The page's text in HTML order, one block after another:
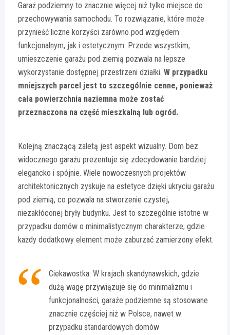
Garaż podziemny to znacznie więcej niż tylko miejsce do
przechowywania samochodu. To rozwiązanie, które może
przynieść liczne korzyści zarówno pod względem
funkcjonalnym, jak i estetycznym. Przede wszystkim,
umieszczenie garażu pod ziemią pozwala na lepsze
wykorzystanie dostępnej przestrzeni działki. W przypadku
mniejszych parcel jest to szczególnie cenne, ponieważ
cała powierzchnia naziemna może zostać
przeznaczona na część mieszkalną lub ogród.
Kolejną znaczącą zaletą jest aspekt wizualny. Dom bez
widocznego garażu prezentuje się zdecydowanie bardziej
elegancko i spójnie. Wiele nowoczesnych projektów
architektonicznych zyskuje na estetyce dzięki ukryciu garażu
pod ziemią, co pozwala na stworzenie czystej,
niezakłóconej bryły budynku. Jest to szczególnie istotne w
przypadku domów o minimalistycznym charakterze, gdzie
każdy dodatkowy element może zaburzać zamierzony efekt.
Ciekawostka: W krajach skandynawskich, gdzie
dużą wagę przywiązuje się do minimalizmu i
funkcjonalności, garaże podziemne są stosowane
znacznie częściej niż w Polsce, nawet w
przypadku standardowych domów